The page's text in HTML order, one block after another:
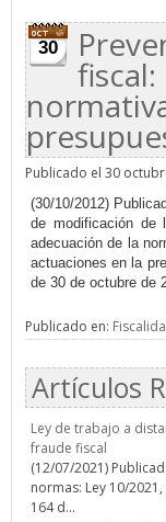
30
Publicado el 30
(30/10/2012)
de modificación de
adecuación de la
actuaciones en la
de 30 de octubre de
Publicado en:
Artículos
Ley de trabajo a
fraude fiscal
(12/07/2021)
normas: Ley 10/
164 d...